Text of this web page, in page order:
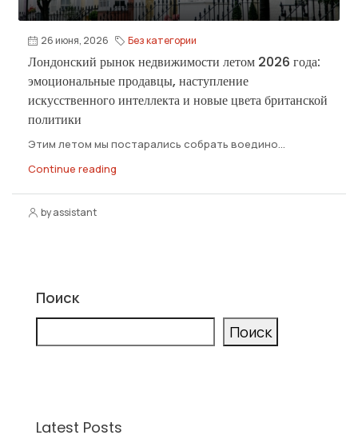
26 июня, 2026 Без категории
Лондонский рынок недвижимости летом 2026 года:
эмоциональные продавцы, наступление
искусственного интеллекта и новые цвета британской
политики
Этим летом мы постарались собрать воедино...
Continue reading
by assistant
Поиск
Поиск
Latest Posts